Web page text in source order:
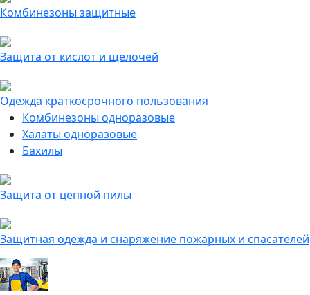
Комбинезоны защитные
Защита от кислот и щелочей
Одежда краткосрочного пользования
Комбинезоны одноразовые
Халаты одноразовые
Бахилы
Защита от цепной пилы
Защитная одежда и снаряжение пожарных и спасателей